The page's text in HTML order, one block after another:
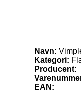
Navn:
Kategori:
Producent:
EAN: